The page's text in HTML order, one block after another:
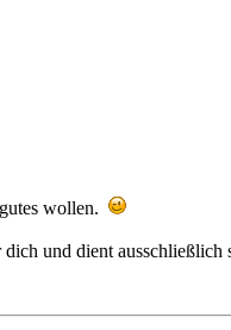
wollen.
und dient ausschließlich